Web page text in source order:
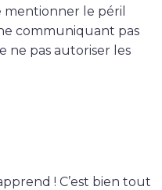
le péril
communiquant pas
ne pas autoriser les
! C’est bien tout